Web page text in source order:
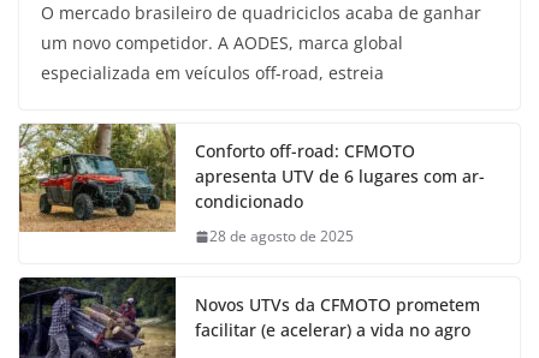
O mercado brasileiro de quadriciclos acaba de ganhar
um novo competidor. A AODES, marca global
especializada em veículos off-road, estreia
Conforto off-road: CFMOTO
apresenta UTV de 6 lugares com ar-
condicionado
28 de agosto de 2025
Novos UTVs da CFMOTO prometem
facilitar (e acelerar) a vida no agro